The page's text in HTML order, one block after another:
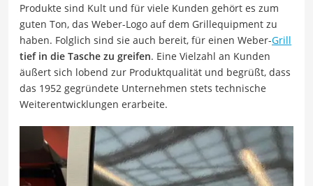
Produkte sind Kult und für viele Kunden gehört es zum
guten Ton, das Weber-Logo auf dem Grillequipment zu
haben. Folglich sind sie auch bereit, für einen Weber-Grill
tief in die Tasche zu greifen. Eine Vielzahl an Kunden
äußert sich lobend zur Produktqualität und begrüßt, dass
das 1952 gegründete Unternehmen stets technische
Weiterentwicklungen erarbeite.